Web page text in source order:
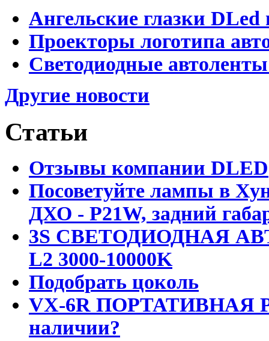
Ангельские глазки DLed
Проекторы логотипа
Светодиодные
Другие новости
Статьи
Отзывы компании DLED
Посоветуйте лампы в
ДХО - P21W, задний
3S СВЕТОДИОДНАЯ
L2 3000-10000K
Подобрать цоколь
VX-6R ПОРТАТИВНАЯ
наличии?